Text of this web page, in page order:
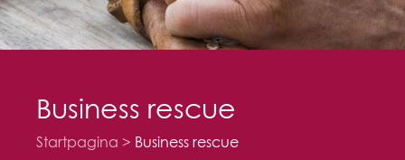
Business rescue
Startpagina Business rescue